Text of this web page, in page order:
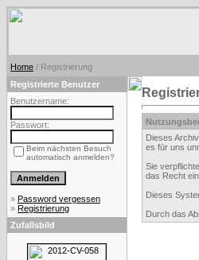
Home / Registrierung
Registrierte Benutzer
Benutzername:
Passwort:
Beim nächsten Besuch
automatisch anmelden?
» Password vergessen
» Registrierung
Zufallsbild
Dieses
es für uns
Sie
das Recht
Dieses
Durch das